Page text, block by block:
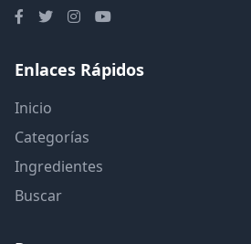
Enlaces Rápidos
Inicio
Categorías
Ingredientes
Buscar